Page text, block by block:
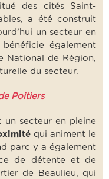
des cités Saint-
a été construit
un secteur en
également
National de Région,
du secteur.
Poitiers
secteur en pleine
qui animent le
parc y a également
de détente et de
de Beaulieu, qui